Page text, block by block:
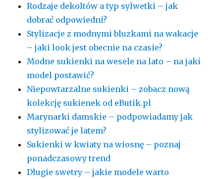
Rodzaje dekoltów a typ sylwetki – jak
dobrać odpowiedni?
Stylizacje z modnymi bluzkami na wakacje
– jaki look jest obecnie na czasie?
Modne sukienki na wesele na lato – na jaki
model postawić?
Niepowtarzalne sukienki – zobacz nową
kolekcję sukienek od eButik.pl
Marynarki damskie – podpowiadamy jak
stylizować je latem?
Sukienki w kwiaty na wiosnę – poznaj
ponadczasowy trend
Długie swetry – jakie modele warto